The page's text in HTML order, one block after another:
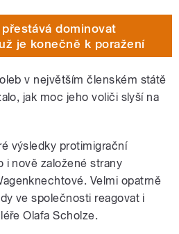
dominovat
je konečně k poražení
v největším členském státě
jak moc jeho voliči slyší na
výsledky protimigrační
i nově založené strany
Velmi opatrně
ve společnosti reagovat i
Olafa Scholze.